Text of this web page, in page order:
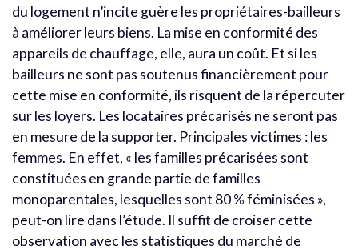
du logement n’incite guère les propriétaires-bailleurs
à améliorer leurs biens. La mise en conformité des
appareils de chauffage, elle, aura un coût. Et si les
bailleurs ne sont pas soutenus financièrement pour
cette mise en conformité, ils risquent de la répercuter
sur les loyers. Les locataires précarisés ne seront pas
en mesure de la supporter. Principales victimes : les
femmes. En effet, « les familles précarisées sont
constituées en grande partie de familles
monoparentales, lesquelles sont 80 % féminisées »,
peut-on lire dans l’étude. Il suffit de croiser cette
observation avec les statistiques du marché de